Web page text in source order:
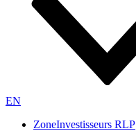
EN
ZoneInvestisseurs RLP